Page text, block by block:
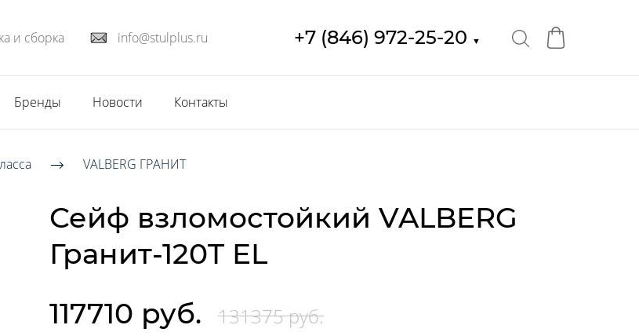
и сборка info@stulplus.ru +7 (846) 972-25-20 ▼
Бренды Новости Контакты
VALBERG ГРАНИТ
Сейф взломостойкий VALBERG
Гранит-120T EL
117710 руб.
131375 руб.